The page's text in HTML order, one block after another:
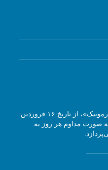
مجله آنلاین موسیقی «گفتگوی هارمونیک»، از تاریخ ۱۶ فروردین
به صورت مداوم هر روز به